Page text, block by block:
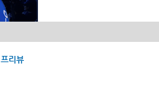
프리뷰